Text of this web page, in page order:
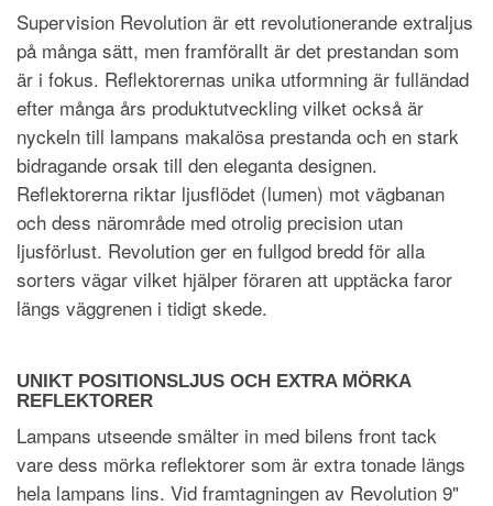
Supervision Revolution är ett revolutionerande extraljus
på många sätt, men framförallt är det prestandan som
är i fokus. Reflektorernas unika utformning är fulländad
efter många års produktutveckling vilket också är
nyckeln till lampans makalösa prestanda och en stark
bidragande orsak till den eleganta designen.
Reflektorerna riktar ljusflödet (lumen) mot vägbanan
och dess närområde med otrolig precision utan
ljusförlust. Revolution ger en fullgod bredd för alla
sorters vägar vilket hjälper föraren att upptäcka faror
längs väggrenen i tidigt skede.
UNIKT POSITIONSLJUS OCH EXTRA MÖRKA
REFLEKTORER
Lampans utseende smälter in med bilens front tack
vare dess mörka reflektorer som är extra tonade längs
hela lampans lins. Vid framtagningen av Revolution 9"